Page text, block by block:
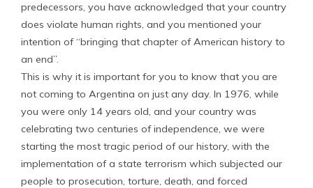
predecessors, you have acknowledged that your country
does violate human rights, and you mentioned your
intention of “bringing that chapter of American history to
an end”.
This is why it is important for you to know that you are
not coming to Argentina on just any day. In 1976, while
you were only 14 years old, and your country was
celebrating two centuries of independence, we were
starting the most tragic period of our history, with the
implementation of a state terrorism which subjected our
people to prosecution, torture, death, and forced